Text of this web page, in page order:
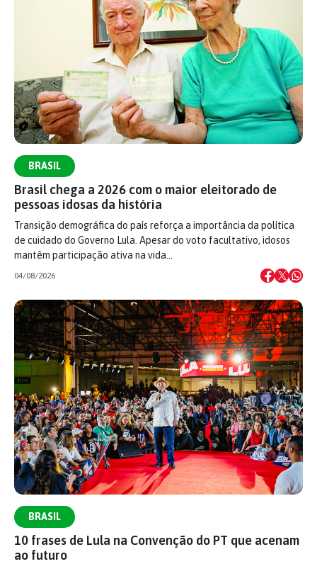
BRASIL
Brasil chega a 2026 com o maior eleitorado de
pessoas idosas da história
Transição demográfica do país reforça a importância da política
de cuidado do Governo Lula. Apesar do voto facultativo, idosos
mantêm participação ativa na vida…
04/08/2026
BRASIL
10 frases de Lula na Convenção do PT que acenam
ao futuro